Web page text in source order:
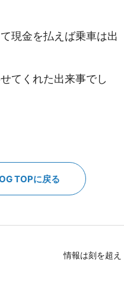
現金を払えば乗車は出
てくれた出来事でし
TOPに戻る
情報は刻を超え